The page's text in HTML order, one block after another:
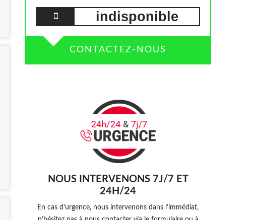
indisponible
CONTACTEZ-NOUS
NOUS INTERVENONS 7J/7 ET
24H/24
En cas d’urgence, nous intervenons dans l’immédiat,